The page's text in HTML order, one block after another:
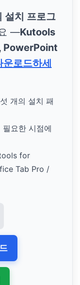
설치 프로그
—Kutools
PowerPoint
로드하세
섯 개의 설치 패
필요한 시점에
for
Tab Pro /